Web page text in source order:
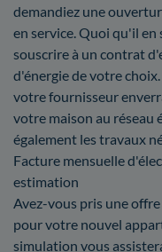
demandiez une
en service. Quoi qu'il
souscrire à un contrat
d'énergie de votre
votre fournisseur
votre maison au réseau
également les travaux
Facture mensuelle
estimation
Avez-vous pris une
pour votre nouvel
simulation vous